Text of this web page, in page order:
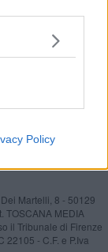
Policy
di bronzo
Martelli, 8 - 50129
TOSCANA MEDIA
il Tribunale di Firenze
22105 - C.F. e P.Iva